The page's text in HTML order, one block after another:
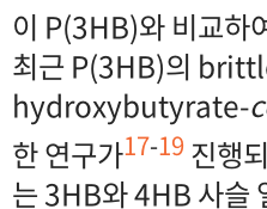
이 P(3HB)와 비교하
최근 P(3HB)의
hydroxybutyrate-
한 연구가17-19진행
는 3HB와 4HB 사슬